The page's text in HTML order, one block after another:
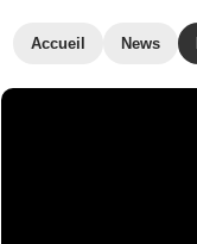
Accueil News